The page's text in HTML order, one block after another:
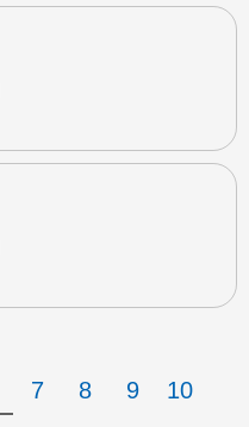
7 8 9 10